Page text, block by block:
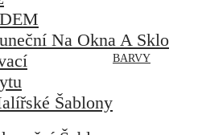
Na Okna A Sklo
BARVY
Šablony